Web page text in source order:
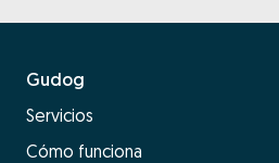
Gudog
Servicios
Cómo funciona